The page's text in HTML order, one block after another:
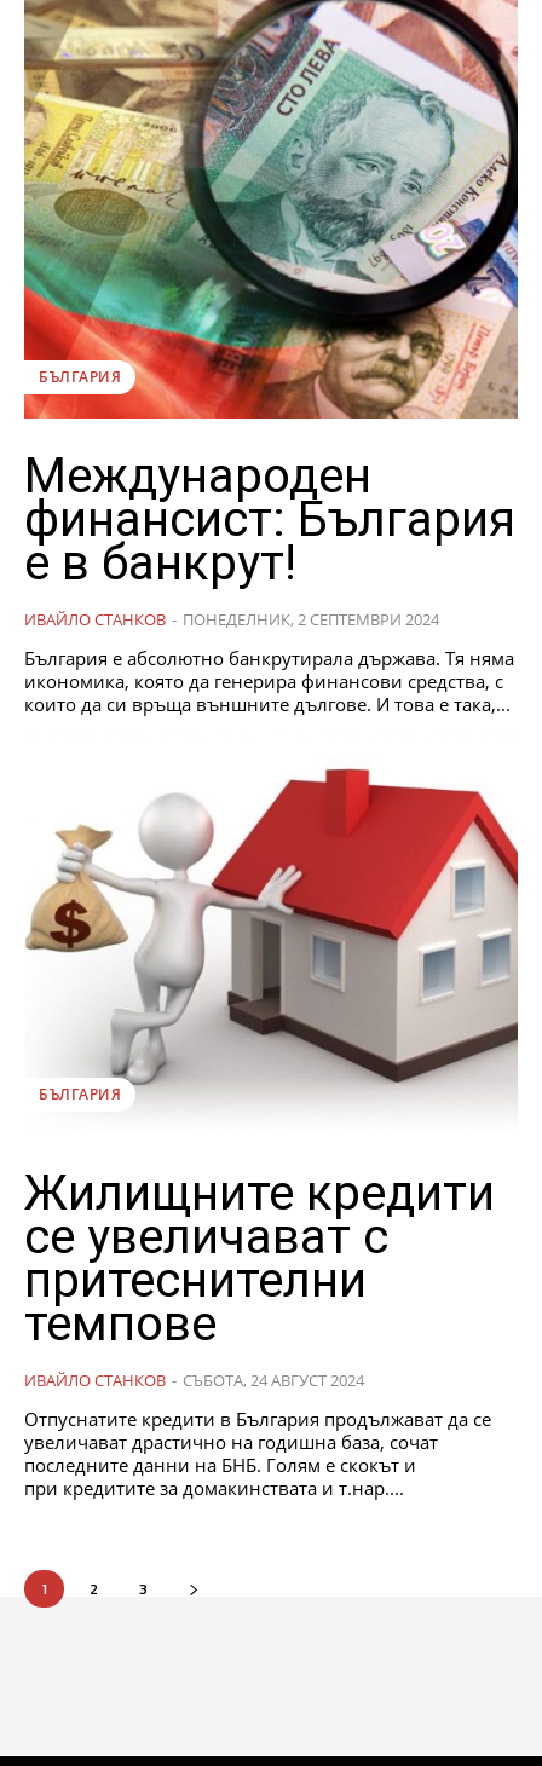
БЪЛГАРИЯ
Международен
финансист: България
е в банкрут!
ИВАЙЛО СТАНКОВ - ПОНЕДЕЛНИК, 2 СЕПТЕМВРИ 2024
България е абсолютно банкрутирала държава. Тя няма
икономика, която да генерира финансови средства, с
които да си връща външните дългове. И това е така,...
БЪЛГАРИЯ
Жилищните кредити
се увеличават с
притеснителни
темпове
ИВАЙЛО СТАНКОВ - СЪБОТА, 24 АВГУСТ 2024
Отпуснатите кредити в България продължават да се
увеличават драстично на годишна база, сочат
последните данни на БНБ. Голям е скокът и
при кредитите за домакинствата и т.нар....
1 2 3